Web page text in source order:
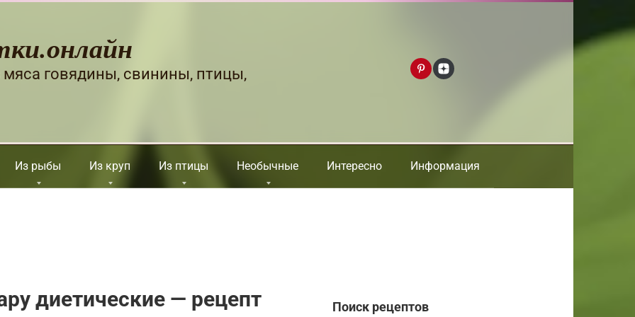
мяса говядины, свинины, птицы,
Из рыбы Из круп Из птицы Необычные Интересно Информация
диетические — рецепт
Поиск рецептов